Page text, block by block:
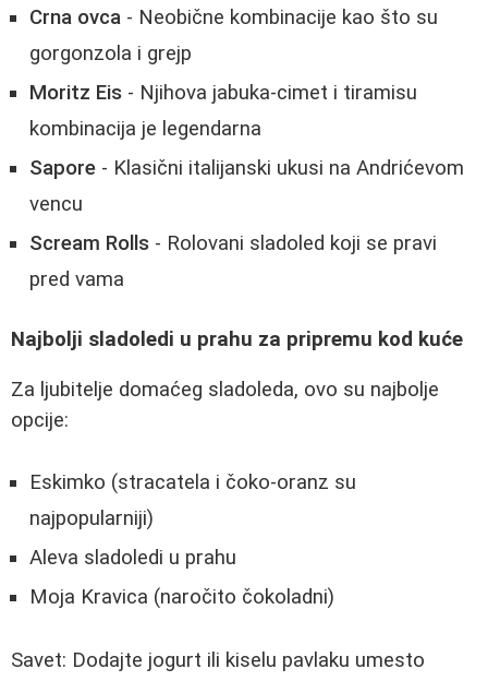
Crna ovca - Neobične kombinacije kao što su
gorgonzola i grejp
Moritz Eis - Njihova jabuka-cimet i tiramisu
kombinacija je legendarna
Sapore - Klasični italijanski ukusi na Andrićevom
vencu
Scream Rolls - Rolovani sladoled koji se pravi
pred vama
Najbolji sladoledi u prahu za pripremu kod kuće
Za ljubitelje domaćeg sladoleda, ovo su najbolje
opcije:
Eskimko (stracatela i čoko-oranz su
najpopularniji)
Aleva sladoledi u prahu
Moja Kravica (naročito čokoladni)
Savet: Dodajte jogurt ili kiselu pavlaku umesto